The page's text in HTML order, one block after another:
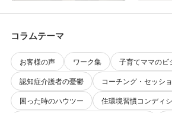
コラムテーマ
お客様の声 ワーク集
子育てママのビ
認知症介護者の憂鬱
コーチング・セッシ
困った時のハウツー
住環境習慣コンディ